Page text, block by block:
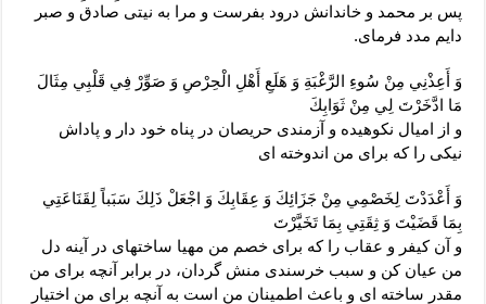
پس بر محمد و خاندانش درود بفرست و مرا به نيتى صادق و صبر
دايم مدد فرماى.
وَ أَعِذْنِي مِنْ سُوءِ الرَّغْبَةِ وَ هَلَعِ أَهْلِ الْحِرْصِ وَ صَوِّرْ فِي قَلْبِي مِثَالَ
مَا ادَّخَرْتَ لِي مِنْ ثَوَابِكَ‏
و از اميال نكوهيده و آزمندى حريصان در پناه خود دار و پاداش
نيكى را كه براى من اندوخته ‏اى‏
وَ أَعْدَدْتَ لِخَصْمِي مِنْ جَزَائِكَ وَ عِقَابِكَ وَ اجْعَلْ ذَلِكَ سَبَباً لِقَنَاعَتِي
بِمَا قَضَيْتَ وَ ثِقَتِي بِمَا تَخَيَّرْتَ‏
و آن كيفر و عقاب را كه براى خصم من مهيا ساخته‏اى در آينه دل
من عيان كن و سبب خرسندى منش گردان، در برابر آنچه براى من
مقدر ساخته‏ اى و باعث اطمينان من است به آنچه براى من اختيار